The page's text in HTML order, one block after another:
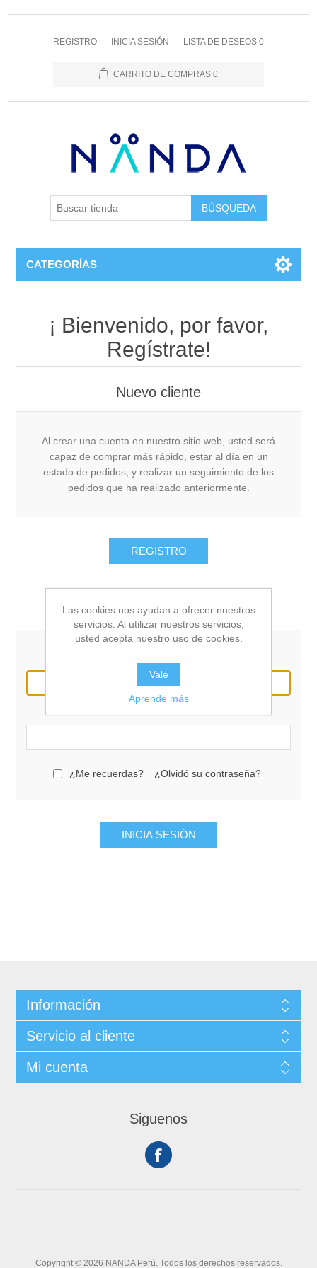
REGISTRO INICIA SESIÓN LISTA DE DESEOS 0
CARRITO DE COMPRAS 0
BÚSQUEDA
CATEGORÍAS
¡ Bienvenido, por favor,
Regístrate!
Nuevo cliente
Al crear una cuenta en nuestro sitio web, usted será
capaz de comprar más rápido, estar al día en un
estado de pedidos, y realizar un seguimiento de los
pedidos que ha realizado anteriormente.
REGISTRO
Cliente que regresa
¿Me recuerdas? ¿Olvidó su contraseña?
INICIA SESIÓN
Información
Servicio al cliente
Mi cuenta
Siguenos
Copyright © 2026 NANDA Perú. Todos los derechos reservados.
Las cookies nos ayudan a ofrecer nuestros
servicios. Al utilizar nuestros servicios,
usted acepta nuestro uso de cookies.
Vale
Aprende más